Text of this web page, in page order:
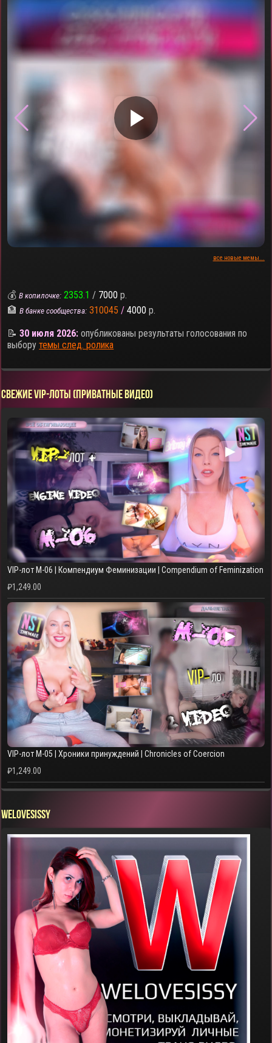
▶
все новые мемы...
💰В копилочке: 2353.1 / 7000 р.
🏦В банке сообщества: 310045 / 4000 р.
📝30 июля 2026: опубликованы результаты голосования по
выборутемы след. ролика
СВЕЖИЕ VIP-ЛОТЫ (ПРИВАТНЫЕ ВИДЕО)
▶
VIP-лот M-06 | Компендиум Феминизации | Compendium of Feminization
₽1,249.00
▶
VIP-лот M-05 | Хроники принуждений | Chronicles of Coercion
₽1,249.00
WELOVESISSY